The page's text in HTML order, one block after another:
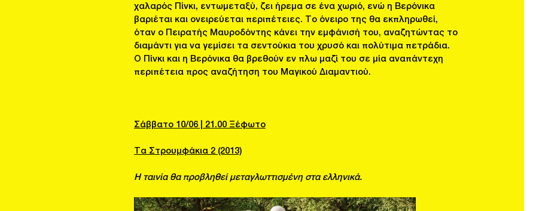
χαλαρός Πίνκι, εντωμεταξύ, ζει ήρεμα σε ένα χωριό, ενώ η Βερόνικα
βαριέται και ονειρεύεται περιπέτειες. Το όνειρο της θα εκπληρωθεί,
όταν ο Πειρατής Μαυροδόντης κάνει την εμφάνισή του, αναζητώντας το
διαμάντι για να γεμίσει τα σεντούκια του χρυσό και πολύτιμα πετράδια.
Ο Πίνκι και η Βερόνικα θα βρεθούν εν πλω μαζί του σε μία αναπάντεχη
περιπέτεια προς αναζήτηση του Μαγικού Διαμαντιού.
Σάββατο 10/06 | 21.00 Ξέφωτο
Τα Στρουμφάκια 2 (2013)
Η ταινία θα προβληθεί μεταγλωττισμένη στα ελληνικά.